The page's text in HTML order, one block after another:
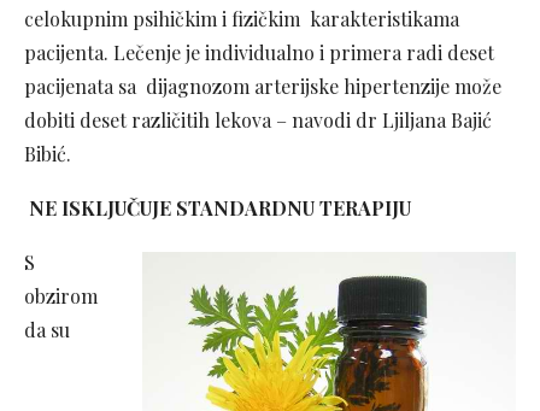
celokupnim psihičkim i fizičkim karakteristikama
pacijenta. Lečenje je individualno i primera radi deset
pacijenata sa dijagnozom arterijske hipertenzije može
dobiti deset različitih lekova – navodi dr Ljiljana Bajić
Bibić.
NE ISKLJUČUJE STANDARDNU TERAPIJU
S
obzirom
da su